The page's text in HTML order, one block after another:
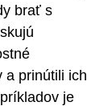
brať s
a prinútili ich
je